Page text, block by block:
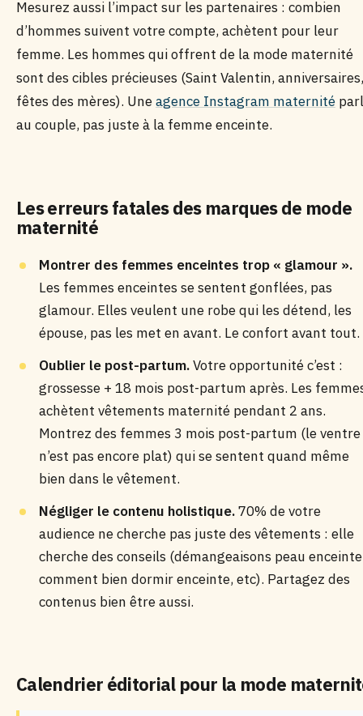
Mesurez aussi l’impact sur les partenaires : combien
d’hommes suivent votre compte, achètent pour leur
femme. Les hommes qui offrent de la mode maternité
sont des cibles précieuses (Saint Valentin, anniversaires,
fêtes des mères). Uneagence Instagram maternité
au couple, pas juste à la femme enceinte.
Les erreurs fatales des marques de mode
maternité
Montrer des femmes enceintes trop « glamour ».
Les femmes enceintes se sentent gonflées, pas
glamour. Elles veulent une robe qui les détend, les
épouse, pas les met en avant. Le confort avant tout.
Oublier le post-partum.Votre opportunité c’est :
grossesse + 18 mois post-partum après. Les
achètent vêtements maternité pendant 2 ans.
Montrez des femmes 3 mois post-partum (le ventre
n’est pas encore plat) qui se sentent quand même
bien dans le vêtement.
Négliger le contenu holistique.70% de votre
audience ne cherche pas juste des vêtements : elle
cherche des conseils (démangeaisons peau
comment bien dormir enceinte, etc). Partagez des
contenus bien être aussi.
Calendrier éditorial pour la mode